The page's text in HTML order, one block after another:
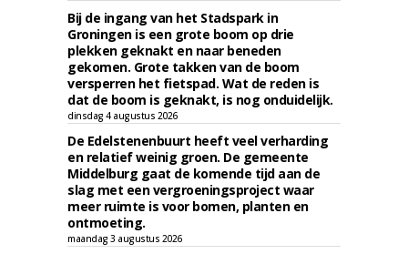
Bij de ingang van het Stadspark in
Groningen is een grote boom op drie
plekken geknakt en naar beneden
gekomen. Grote takken van de boom
versperren het fietspad. Wat de reden is
dat de boom is geknakt, is nog onduidelijk.
dinsdag 4 augustus 2026
De Edelstenenbuurt heeft veel verharding
en relatief weinig groen. De gemeente
Middelburg gaat de komende tijd aan de
slag met een vergroeningsproject waar
meer ruimte is voor bomen, planten en
ontmoeting.
maandag 3 augustus 2026